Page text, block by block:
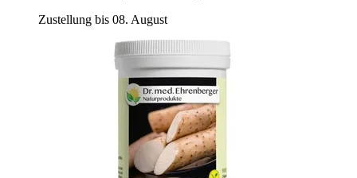
Zustellung bis 08. August